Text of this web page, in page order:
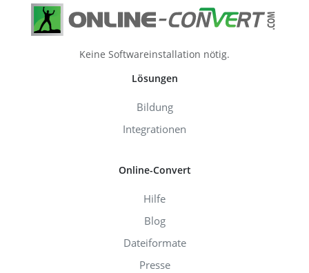
Keine Softwareinstallation nötig.
Lösungen
Bildung
Integrationen
Online-Convert
Hilfe
Blog
Dateiformate
Presse